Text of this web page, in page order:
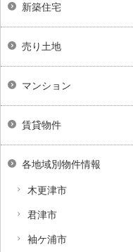
新築住宅
売り土地
マンション
賃貸物件
各地域別物件情報
木更津市
君津市
袖ケ浦市